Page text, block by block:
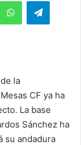
la
CF ya ha
La base
Sánchez ha
su andadura